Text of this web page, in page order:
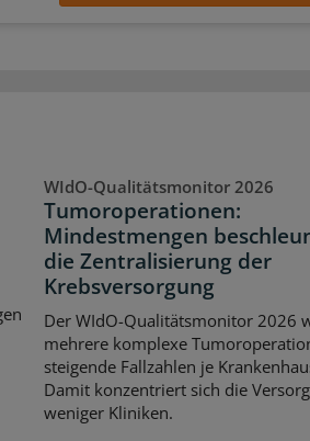
WIdO-Qualitätsmonitor 2026
Tumoroperationen:
Mindestmengen
die Zentralisierung der
Krebsversorgung
Der WIdO-Qualitätsmonitor 2026
mehrere komplexe
steigende Fallzahlen je
Damit konzentriert sich die
weniger Kliniken.